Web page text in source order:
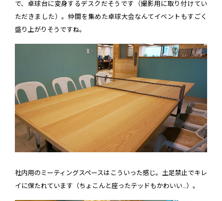
で、卓球台に変身するデスクだそうです（撮影用に取り付けてい
ただきました）。仲間を集めた卓球大会なんてイベントもすごく
盛り上がりそうですね。
社内用のミーティングスペースはこういった感じ。土足禁止でキレ
イに保たれています（ちょこんと座ったテッドもかわいい…）。